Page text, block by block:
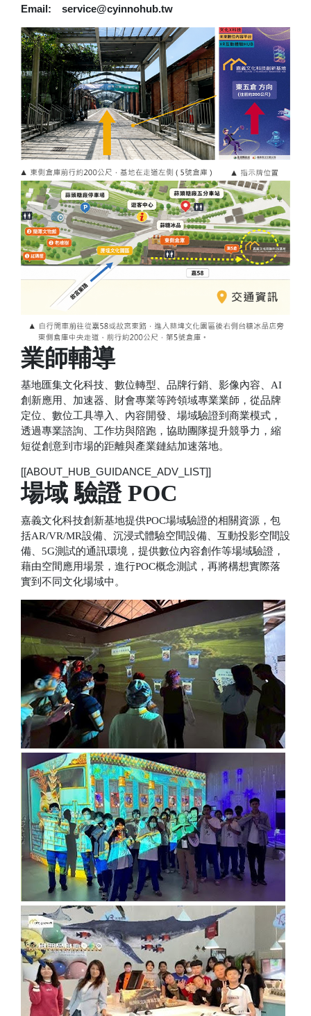
Email: service@cyinnohub.tw
業師輔導
基地匯集文化科技、數位轉型、品牌行銷、影像內容、AI
創新應用、加速器、財會專業等跨領域專業業師，從品牌
定位、數位工具導入、內容開發、場域驗證到商業模式，
透過專業諮詢、工作坊與陪跑，協助團隊提升競爭力，縮
短從創意到市場的距離與產業鏈結加速落地。
[[ABOUT_HUB_GUIDANCE_ADV_LIST]]
場域 驗證 POC
嘉義文化科技創新基地提供POC場域驗證的相關資源，包
括AR/VR/MR設備、沉浸式體驗空間設備、互動投影空間設
備、5G測試的通訊環境，提供數位內容創作等場域驗證，
藉由空間應用場景，進行POC概念測試，再將構想實際落
實到不同文化場域中。